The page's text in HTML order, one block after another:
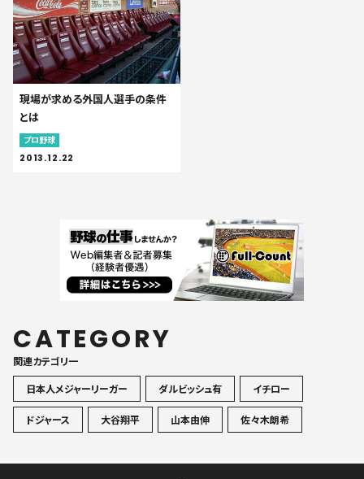
現場が求める外国人選手の条件
とは
プロ野球
2013.12.22
CATEGORY
関連カテゴリ一
日本人メジャーリーガー
ダルビッシュ有 イチロー
ドジャース 大谷翔平 山本由伸 佐々木朗希